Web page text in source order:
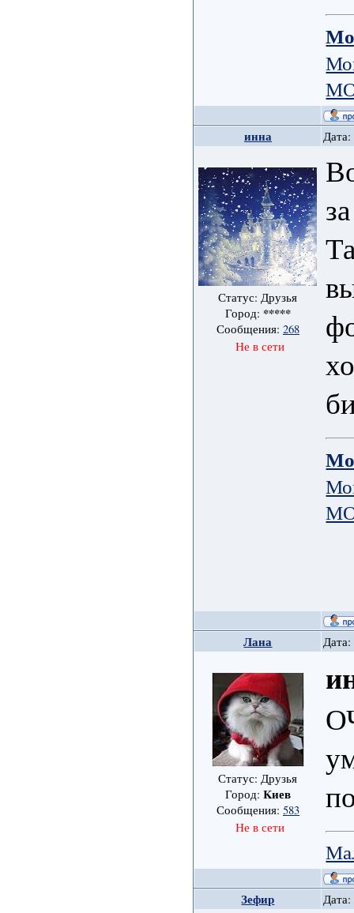
инна
Статус: Друзья
Город: *****
Сообщения: 268
Не в сети
Лана
Статус: Друзья
Город: Kиев
Сообщения: 583
Не в сети
Зефир